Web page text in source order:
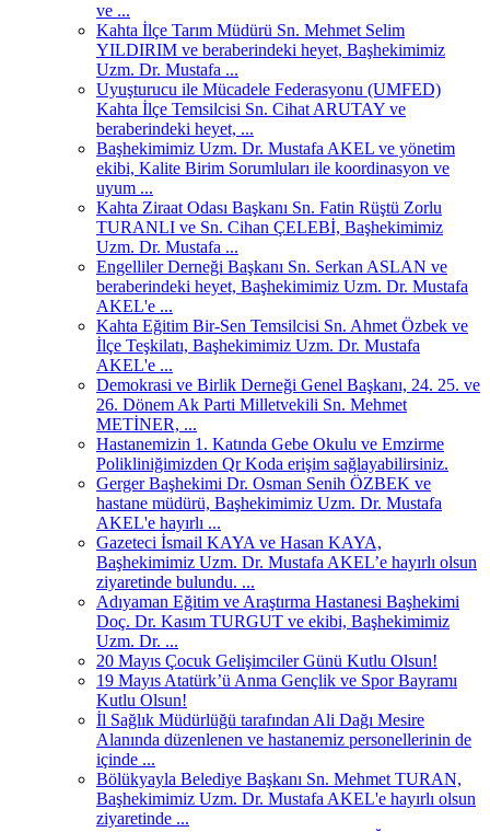
ve ...
Kahta İlçe Tarım Müdürü Sn. Mehmet Selim
YILDIRIM ve beraberindeki heyet, Başhekimimiz
Uzm. Dr. Mustafa ...
Uyuşturucu ile Mücadele Federasyonu (UMFED)
Kahta İlçe Temsilcisi Sn. Cihat ARUTAY ve
beraberindeki heyet, ...
Başhekimimiz Uzm. Dr. Mustafa AKEL ve yönetim
ekibi, Kalite Birim Sorumluları ile koordinasyon ve
uyum ...
Kahta Ziraat Odası Başkanı Sn. Fatin Rüştü Zorlu
TURANLI ve Sn. Cihan ÇELEBİ, Başhekimimiz
Uzm. Dr. Mustafa ...
Engelliler Derneği Başkanı Sn. Serkan ASLAN ve
beraberindeki heyet, Başhekimimiz Uzm. Dr. Mustafa
AKEL'e ...
Kahta Eğitim Bir-Sen Temsilcisi Sn. Ahmet Özbek ve
İlçe Teşkilatı, Başhekimimiz Uzm. Dr. Mustafa
AKEL'e ...
Demokrasi ve Birlik Derneği Genel Başkanı, 24. 25. ve
26. Dönem Ak Parti Milletvekili Sn. Mehmet
METİNER, ...
Hastanemizin 1. Katında Gebe Okulu ve Emzirme
Polikliniğimizden Qr Koda erişim sağlayabilirsiniz.
Gerger Başhekimi Dr. Osman Senih ÖZBEK ve
hastane müdürü, Başhekimimiz Uzm. Dr. Mustafa
AKEL'e hayırlı ...
Gazeteci İsmail KAYA ve Hasan KAYA,
Başhekimimiz Uzm. Dr. Mustafa AKEL’e hayırlı olsun
ziyaretinde bulundu. ...
Adıyaman Eğitim ve Araştırma Hastanesi Başhekimi
Doç. Dr. Kasım TURGUT ve ekibi, Başhekimimiz
Uzm. Dr. ...
20 Mayıs Çocuk Gelişimciler Günü Kutlu Olsun!
19 Mayıs Atatürk’ü Anma Gençlik ve Spor Bayramı
Kutlu Olsun!
İl Sağlık Müdürlüğü tarafından Ali Dağı Mesire
Alanında düzenlenen ve hastanemiz personellerinin de
içinde ...
Bölükyayla Belediye Başkanı Sn. Mehmet TURAN,
Başhekimimiz Uzm. Dr. Mustafa AKEL'e hayırlı olsun
ziyaretinde ...